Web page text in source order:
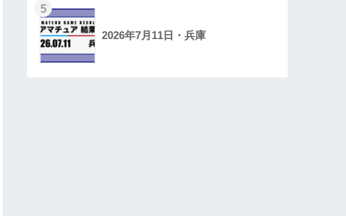
5
2026年7月11日・兵庫